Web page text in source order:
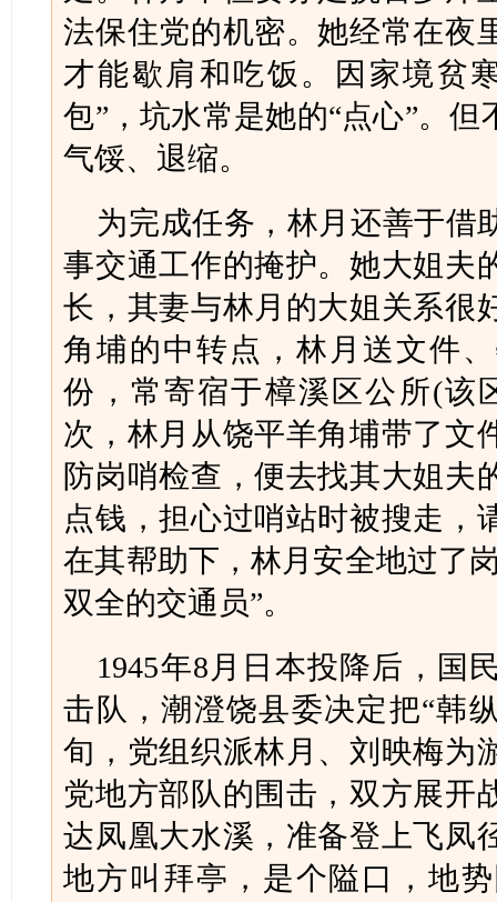
法保住党的机密。她经常在夜
才能歇肩和吃饭。因家境贫
包”，坑水常是她的“点心”。
气馁、退缩。
为完成任务，林月还善于借
事交通工作的掩护。她大姐夫
长，其妻与林月的大姐关系很
角埔的中转点，林月送文件
份，常寄宿于樟溪区公所(该
次，林月从饶平羊角埔带了文
防岗哨检查，便去找其大姐夫
点钱，担心过哨站时被搜走，
在其帮助下，林月安全地过了
双全的交通员”。
1945年8月日本投降后，国
击队，潮澄饶县委决定把“韩
旬，党组织派林月、刘映梅为
党地方部队的围击，双方展开
达凤凰大水溪，准备登上飞凤
地方叫拜亭，是个隘口，地